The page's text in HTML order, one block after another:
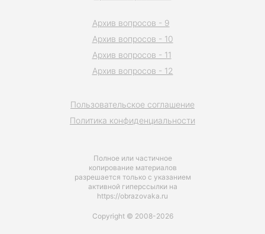
Полное или частичное
копирование материалов
разрешается только с указанием
активной гиперссылки на
https://obrazovaka.ru
Пользовательское соглашение
Политика конфиденциальности
Архив вопросов - 9
Архив вопросов - 10
Архив вопросов - 11
Архив вопросов - 12
Copyright © 2008-2026